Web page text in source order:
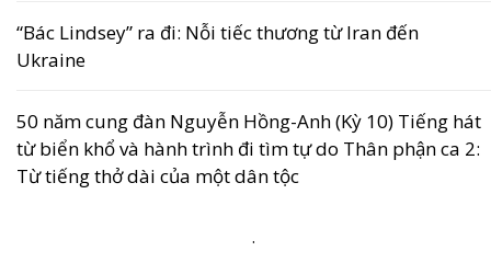
“Bác Lindsey” ra đi: Nỗi tiếc thương từ Iran đến
Ukraine
50 năm cung đàn Nguyễn Hồng-Anh (Kỳ 10) Tiếng hát
từ biển khổ và hành trình đi tìm tự do Thân phận ca 2:
Từ tiếng thở dài của một dân tộc
.